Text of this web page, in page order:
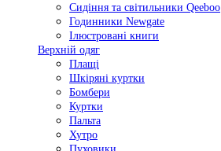
Сидіння та світильники Qeeboo
Годинники Newgate
Ілюстровані книги
Верхній одяг
Плащі
Шкіряні куртки
Бомбери
Куртки
Пальта
Хутро